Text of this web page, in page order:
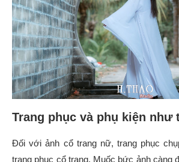
Trang phục và phụ kiện như
Đối với ảnh cổ trang nữ, trang phục
trang phục cổ trang. Muốc bức ảnh càng